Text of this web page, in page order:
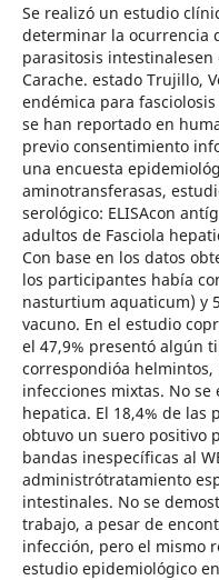
Se realizó un estudio
determinar la ocurrencia
parasitosis
Carache. estado Trujillo,
endémica para
se han reportado en
previo consentimiento
una encuesta
aminotransferasas,
serológico: ELISAcon
adultos de Fasciola
Con base en los datos
los participantes había
nasturtium aquaticum) y
vacuno. En el estudio
el 47,9% presentó algún
correspondióa helmintos,
infecciones mixtas. No se
hepatica. El 18,4% de las
obtuvo un suero positivo
bandas inespecíficas al
administrótratamiento
intestinales. No se
trabajo, a pesar de
infección, pero el mismo
estudio epidemiológico